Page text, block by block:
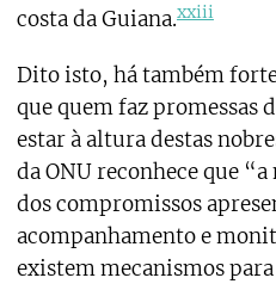
costa da Guiana.xxiii
Dito isto, há também
que quem faz promessas
estar à altura destas
da ONU reconhece que
dos compromissos
acompanhamento e
existem mecanismos